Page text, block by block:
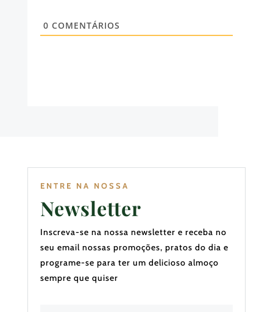
0 COMENTÁRIOS
ENTRE NA NOSSA
Newsletter
Inscreva-se na nossa newsletter e receba no
seu email nossas promoções, pratos do dia e
programe-se para ter um delicioso almoço
sempre que quiser